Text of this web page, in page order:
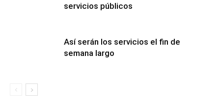
servicios públicos
Así serán los servicios el fin de
semana largo